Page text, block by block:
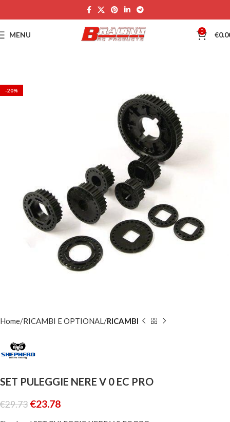
MENU 0 €
-20%
Home RICAMBI E OPTIONAL RICAMBI
SET PULEGGIE NERE V 0 EC PRO
€29.73 €23.78